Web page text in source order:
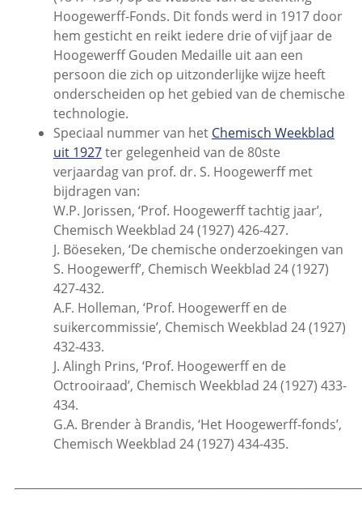
Hoogewerff-Fonds. Dit fonds werd in 1917 door
hem gesticht en reikt iedere drie of vijf jaar de
Hoogewerff Gouden Medaille uit aan een
persoon die zich op uitzonderlijke wijze heeft
onderscheiden op het gebied van de chemische
technologie.
Speciaal nummer van het Chemisch Weekblad
uit 1927ter gelegenheid van de 80ste
verjaardag van prof. dr. S. Hoogewerff met
bijdragen van:
W.P. Jorissen, ‘Prof. Hoogewerff tachtig jaar’,
Chemisch Weekblad 24 (1927) 426-427.
J. Böeseken, ‘De chemische onderzoekingen van
S. Hoogewerff’, Chemisch Weekblad 24 (1927)
427-432.
A.F. Holleman, ‘Prof. Hoogewerff en de
suikercommissie’, Chemisch Weekblad 24 (1927)
432-433.
J. Alingh Prins, ‘Prof. Hoogewerff en de
Octrooiraad’, Chemisch Weekblad 24 (1927) 433-
434.
G.A. Brender à Brandis, ‘Het Hoogewerff-fonds’,
Chemisch Weekblad 24 (1927) 434-435.